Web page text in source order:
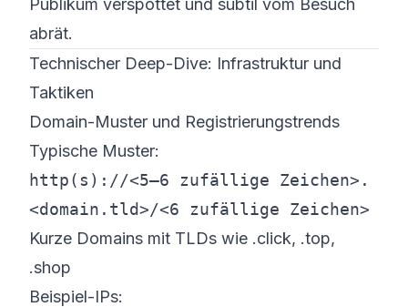
Publikum verspottet und subtil vom Besuch
abrät.
Technischer Deep-Dive: Infrastruktur und
Taktiken
Domain-Muster und Registrierungs­trends
Typische Muster:
http(s)://<5–6 zufällige Zeichen>.
<domain.tld>/<6 zufällige Zeichen>
Kurze Domains mit TLDs wie .click, .top,
.shop
Beispiel-IPs: